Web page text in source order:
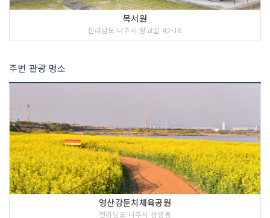
목서원
전라남도 나주시 향교길 42-16
주변 관광 명소
영산강둔치체육공원
전라남도 나주시 삼영동